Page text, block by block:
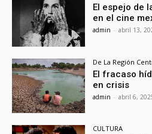
El espejo de
en el cine
admin - abril 13,
De La Región
El fracaso
en crisis
admin - abril 6,
CULTURA